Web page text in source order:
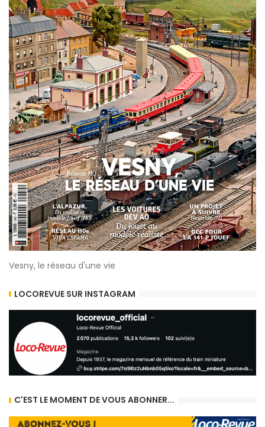
Vesny, le réseau d'une vie
LOCOREVUE SUR INSTAGRAM
C'EST LE MOMENT DE VOUS ABONNER...